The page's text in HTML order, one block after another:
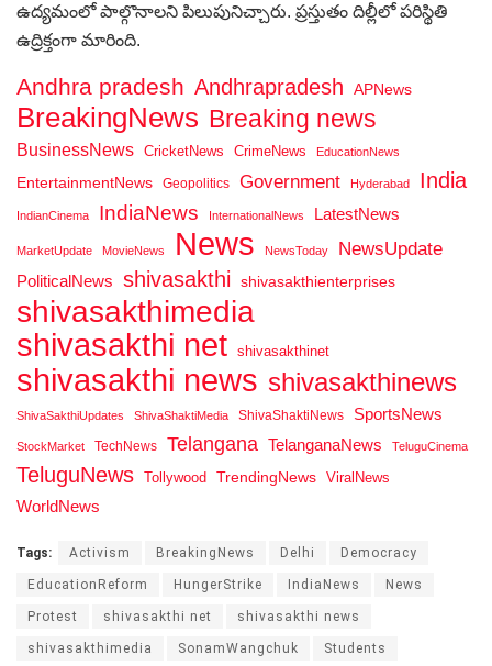
ఉద్యమంలో పాల్గొనాలని పిలుపునిచ్చారు. ప్రస్తుతం దిల్లీలో పరిస్థితి
ఉద్రిక్తంగా మారింది.
Andhra pradesh Andhrapradesh APNews
BreakingNews Breaking news
BusinessNews CricketNews CrimeNews EducationNews
EntertainmentNews Geopolitics Government Hyderabad India
IndianCinema IndiaNews InternationalNews LatestNews
MarketUpdate MovieNews News NewsToday NewsUpdate
PoliticalNews shivasakthi shivasakthienterprises
shivasakthimedia
shivasakthi net shivasakthinet
shivasakthi news shivasakthinews
ShivaSakthiUpdates ShivaShaktiMedia ShivaShaktiNews SportsNews
StockMarket TechNews Telangana TelanganaNews TeluguCinema
TeluguNews Tollywood TrendingNews ViralNews
WorldNews
Tags: Activism BreakingNews Delhi Democracy
EducationReform HungerStrike IndiaNews News
Protest shivasakthi net shivasakthi news
shivasakthimedia SonamWangchuk Students